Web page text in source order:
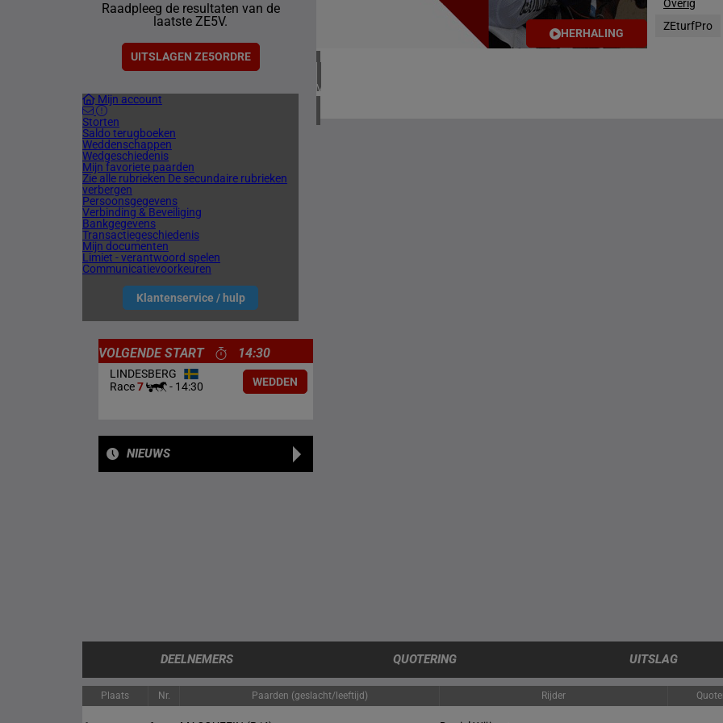
Raadpleeg de resultaten van de
laatste ZE5V.
UITSLAGEN ZE5ORDRE
Mijn account
Storten
Saldo terugboeken
Weddenschappen
Wedgeschiedenis
Mijn favoriete paarden
Zie alle rubrieken De secundaire rubrieken
verbergen
Persoonsgegevens
Verbinding & Beveiliging
Bankgegevens
Transactiegeschiedenis
Mijn documenten
Limiet - verantwoord spelen
Communicatievoorkeuren
Klantenservice / hulp
1 meeting(s)
VERENIGDE STATEN
4 meeting(s)
HERHALING
Overig
ZEturfPro
VOLGENDE START 14:30
LINDESBERG
Race7 - 14:30 WEDDEN
NIEUWS
DEELNEMERS QUOTERING UITSLAG
Plaats Nr. Paarden (geslacht/leeftijd) Rijder